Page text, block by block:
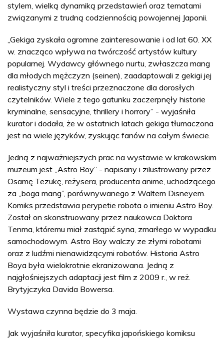
stylem, wielką dynamiką przedstawień oraz tematami
związanymi z trudną codziennością powojennej Japonii.
„Gekiga zyskała ogromne zainteresowanie i od lat 60. XX
w. znacząco wpływa na twórczość artystów kultury
popularnej. Wydawcy głównego nurtu, zwłaszcza mang
dla młodych mężczyzn (seinen), zaadaptowali z gekigi jej
realistyczny styl i treści przeznaczone dla dorosłych
czytelników. Wiele z tego gatunku zaczerpnęły historie
kryminalne, sensacyjne, thrillery i horrory” - wyjaśniła
kurator i dodała, że w ostatnich latach gekiga tłumaczona
jest na wiele języków, zyskując fanów na całym świecie.
Jedną z najważniejszych prac na wystawie w krakowskim
muzeum jest „Astro Boy” - napisany i zilustrowany przez
Osamę Tezukę, reżysera, producenta anime, uchodzącego
za „boga mang”, porównywanego z Waltem Disneyem.
Komiks przedstawia perypetie robota o imieniu Astro Boy.
Został on skonstruowany przez naukowca Doktora
Tenma, któremu miał zastąpić syna, zmarłego w wypadku
samochodowym. Astro Boy walczy ze złymi robotami
oraz z ludźmi nienawidzącymi robotów. Historia Astro
Boya była wielokrotnie ekranizowana. Jedną z
najgłośniejszych adaptacji jest film z 2009 r., w reż.
Brytyjczyka Davida Bowersa.
Wystawa czynna będzie do 3 maja.
Jak wyjaśniła kurator, specyfika japońskiego komiksu